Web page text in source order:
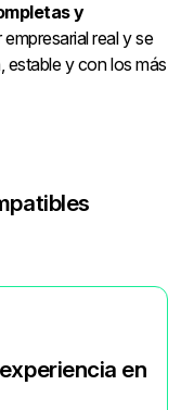
y
real y se
estable y con los más
en